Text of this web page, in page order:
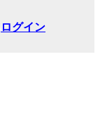
ログイン